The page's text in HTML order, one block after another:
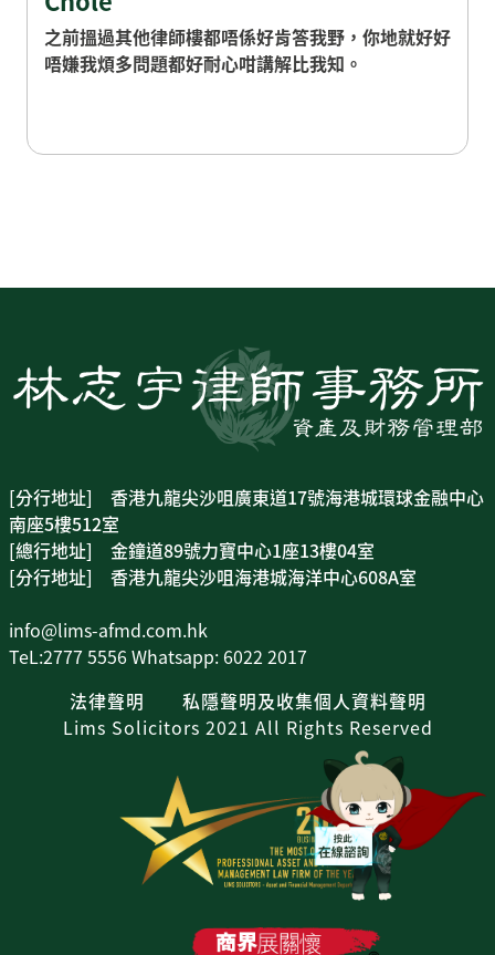
之前搵過其他律師樓都唔係好肯答我野，你地就好好
唔嫌我煩多問題都好耐心咁講解比我知。
[分行地址] 香港九龍尖沙咀廣東道17號海港城環球金融中心
南座5樓512室
[總行地址] 金鐘道89號力寶中心1座13樓04室
[分行地址] 香港九龍尖沙咀海港城海洋中心608A室
info@lims-afmd.com.hk
TeL:2777 5556 Whatsapp: 6022 2017
法律聲明
私隱聲明及收集個人資料聲明
Lims Solicitors 2021 All Rights Reserved